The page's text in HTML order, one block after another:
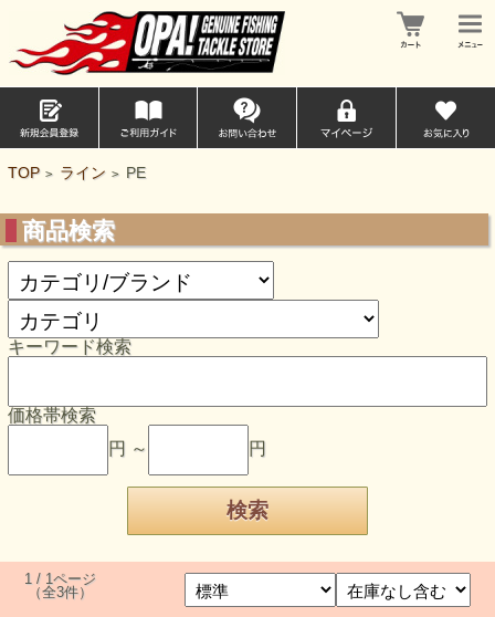
TOP > ライン > PE
商品検索
キーワード検索
価格帯検索
円 ～
円
1 / 1ページ
（全3件）